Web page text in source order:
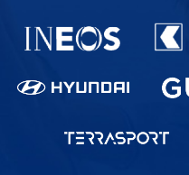
Partenaires du lausanne-Sport